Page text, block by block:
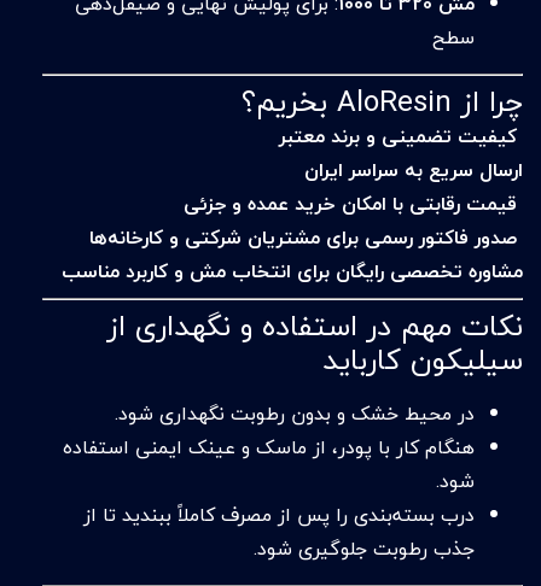
سطح
چرا از AloResin بخریم؟
کیفیت تضمینی و برند معتبر
ارسال سریع به سراسر ایران
قیمت رقابتی با امکان خرید عمده و جزئی
صدور فاکتور رسمی برای مشتریان شرکتی و کارخانه‌ها
مشاوره تخصصی رایگان برای انتخاب مش و کاربرد مناسب
نکات مهم در استفاده و نگهداری از
سیلیکون کارباید
در محیط خشک و بدون رطوبت نگهداری شود.
هنگام کار با پودر، از ماسک و عینک ایمنی استفاده
شود.
درب بسته‌بندی را پس از مصرف کاملاً ببندید تا از
جذب رطوبت جلوگیری شود.